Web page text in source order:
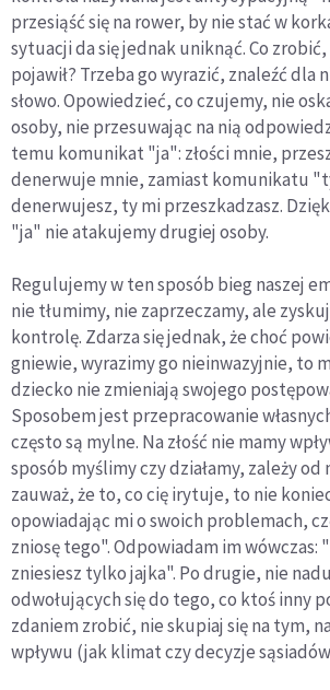
przesiąść się na rower, by nie stać w
sytuacji da się jednak uniknąć. Co
pojawił? Trzeba go wyrazić, znaleźć dla
słowo. Opowiedzieć, co czujemy, nie
osoby, nie przesuwając na nią
temu komunikat "ja": złości mnie,
denerwuje mnie, zamiast komunikatu
denerwujesz, ty mi przeszkadzasz.
"ja" nie atakujemy drugiej osoby.
Regulujemy w ten sposób bieg naszej
nie tłumimy, nie zaprzeczamy, ale
kontrolę. Zdarza się jednak, że choć
gniewie, wyrazimy go nieinwazyjnie, to
dziecko nie zmieniają swojego
Sposobem jest przepracowanie
często są mylne. Na złość nie mamy
sposób myślimy czy działamy, zależy od
zauważ, że to, co cię irytuje, to nie
opowiadając mi o swoich problemach,
zniosę tego". Odpowiadam im wówczas:
zniesiesz tylko jajka". Po drugie, nie
odwołujących się do tego, co ktoś inny
zdaniem zrobić, nie skupiaj się na tym,
wpływu (jak klimat czy decyzje